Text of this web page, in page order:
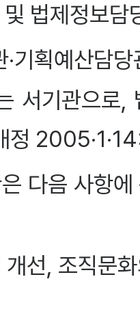
법제정보
·기획예산담
서기관으로,
정
다음 사항
선, 조직문